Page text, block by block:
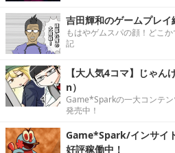
吉田輝和のゲームプレイ
もはやゲムスパの顔！どこ
記
【大人気4コマ】じゃ
n）
Game*Sparkの一大コンテ
発売中！
Game*Spark/インサイ
好評稼働中！